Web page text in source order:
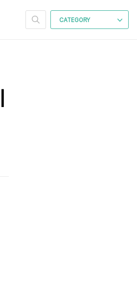
CATEGORY